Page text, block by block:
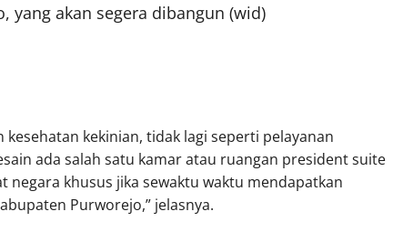
yang akan segera dibangun (wid)
kekinian, tidak lagi seperti pelayanan
ada salah satu kamar atau ruangan president suite
khusus jika sewaktu waktu mendapatkan
Purworejo,” jelasnya.